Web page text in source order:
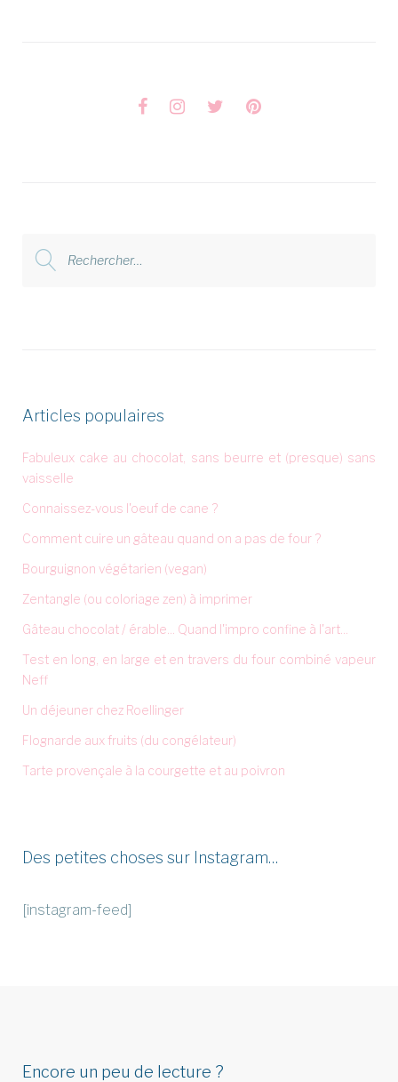
Articles populaires
Fabuleux cake au chocolat, sans beurre et (presque) sans
vaisselle
Connaissez-vous l'oeuf de cane ?
Comment cuire un gâteau quand on a pas de four ?
Bourguignon végétarien (vegan)
Zentangle (ou coloriage zen) à imprimer
Gâteau chocolat / érable... Quand l'impro confine à l'art...
Test en long, en large et en travers du four combiné vapeur
Neff
Un déjeuner chez Roellinger
Flognarde aux fruits (du congélateur)
Tarte provençale à la courgette et au poivron
Des petites choses sur Instagram…
[instagram-feed]
Encore un peu de lecture ?